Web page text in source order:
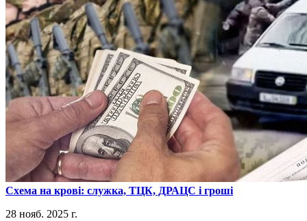
​Схема на крові: служка, ТЦК, ДРАЦС і гроші
28 нояб. 2025 г.